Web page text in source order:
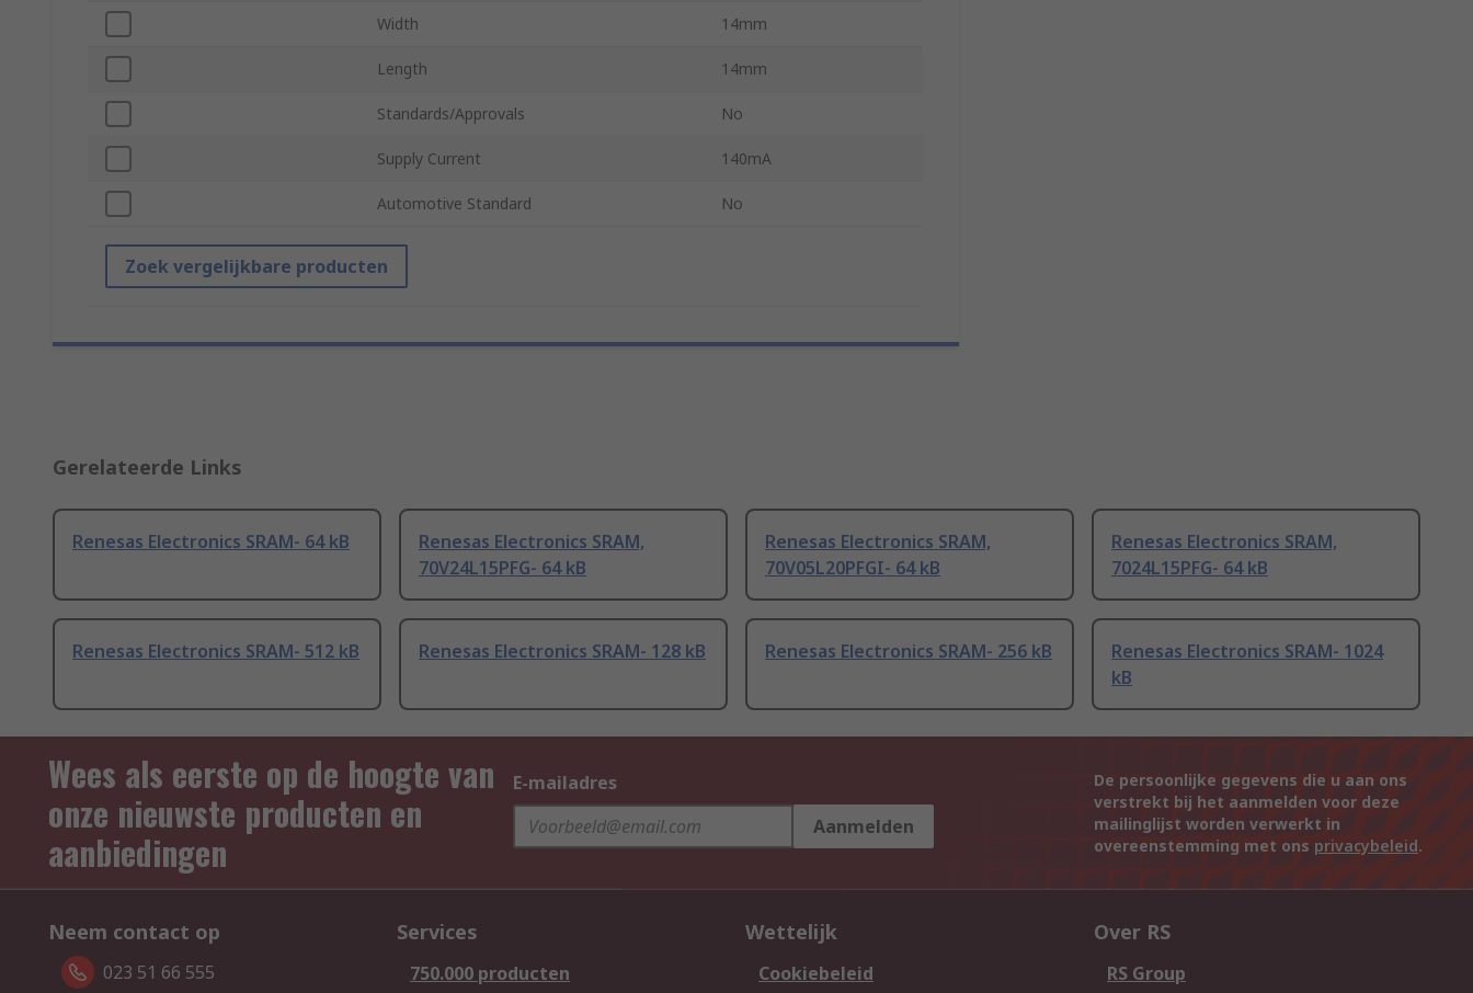
Width 14mm
Length 14mm
Standards/Approvals No
Supply Current 140mA
Automotive Standard No
Zoek vergelijkbare producten
Gerelateerde Links
Renesas Electronics SRAM- 64 kB
Renesas Electronics SRAM,
70V24L15PFG- 64 kB
Renesas Electronics SRAM,
70V05L20PFGI- 64 kB
Renesas Electronics SRAM,
7024L15PFG- 64 kB
Renesas Electronics SRAM- 512 kB Renesas Electronics SRAM- 128 kB Renesas Electronics SRAM- 256 kB
Renesas Electronics SRAM- 1024
kB
Wees als eerste op de hoogte van
onze nieuwste producten en
aanbiedingen
E-mailadres
Aanmelden
De persoonlijke gegevens die u aan ons
verstrekt bij het aanmelden voor deze
mailinglijst worden verwerkt in
overeenstemming met ons privacybeleid.
Neem contact op
023 51 66 555
Services
750.000 producten
Wettelijk
Cookiebeleid
Over RS
RS Group